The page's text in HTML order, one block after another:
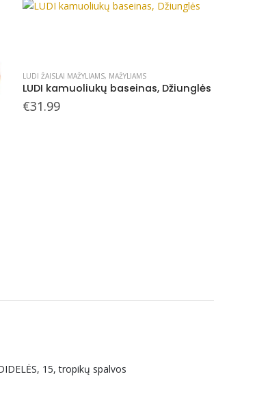
LUDI ŽAISLAI MAŽYLIAMS, MAŽYLIAMS
LUDI kamuoliukų baseinas, Džiunglės
€31.99
15, tropikų spalvos